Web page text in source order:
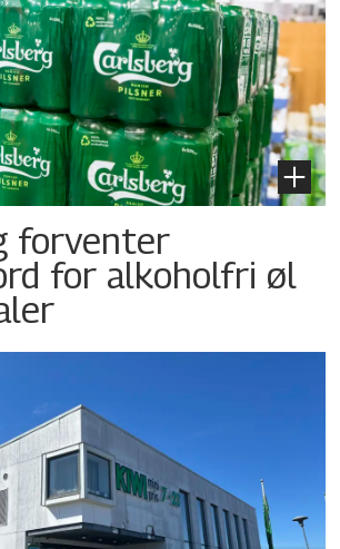
forventer
for alkoholfri øl